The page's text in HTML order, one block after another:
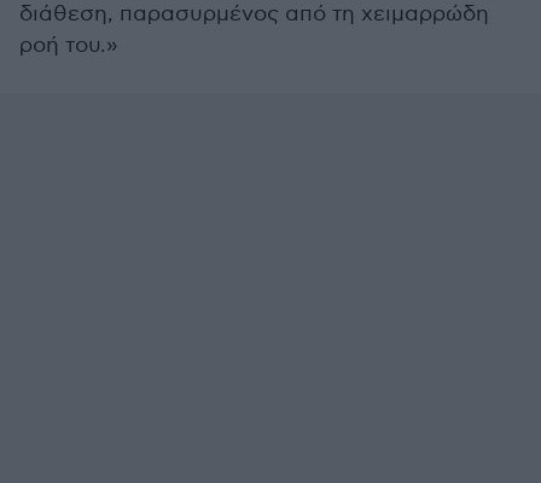
διάθεση, παρασυρμένος από τη χειμαρρώδη
ροή του.»